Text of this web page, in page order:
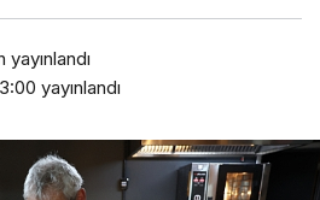
yayınlandı
yayınlandı